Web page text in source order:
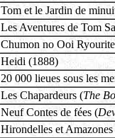
Tom et le Jardin de
Les Aventures de Tom
Chumon no Ooi
Heidi (1888)
20 000 lieues sous les
Les Chapardeurs (The
Neuf Contes de fées (
Hirondelles et Amazones